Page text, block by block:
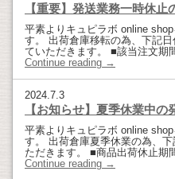
【重要】発送業務一時休止
平素よりキュピラボ online
す。 出荷倉庫移転の為、下記
ていただきます。 ■該当注文期
Continue reading →
2024.7.3
【お知らせ】夏季休業中の
平素よりキュピラボ online
す。 出荷倉庫夏季休業の為、
ただきます。 ■商品出荷休止期
Continue reading →